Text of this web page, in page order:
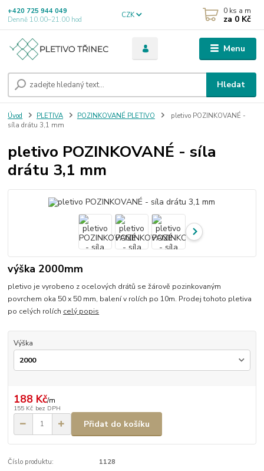
Menu
CZK
Hledat
+420 725 944 049
Denně 10.00–21.00 hod
0 ks a m
za 0 Kč
Úvod PLETIVA POZINKOVANÉ PLETIVO
pletivo POZINKOVANÉ -
síla drátu 3,1 mm
pletivo POZINKOVANÉ - síla
drátu 3,1 mm
výška 2000mm
pletivo je vyrobeno z ocelových drátů se žárově pozinkovaným
povrchem oka 50 x 50 mm, balení v rolích po 10m. Prodej tohoto pletiva
po celých rolích celý popis
Výška
188 Kč/m
155 Kč bez DPH
Přidat do košíku
Číslo produktu: 1128